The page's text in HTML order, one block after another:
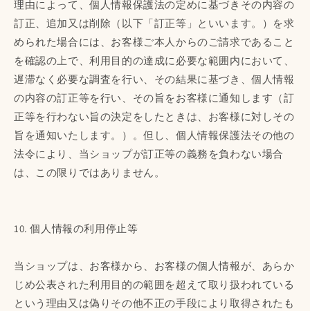
理由によって、個人情報保護法の定めに基づきその内容の
訂正、追加又は削除（以下「訂正等」といいます。）を求
められた場合には、お客様ご本人からのご請求であること
を確認の上で、利用目的の達成に必要な範囲内において、
遅滞なく必要な調査を行い、その結果に基づき、個人情報
の内容の訂正等を行い、その旨をお客様に通知します（訂
正等を行わない旨の決定をしたときは、お客様に対しその
旨を通知いたします。）。但し、個人情報保護法その他の
法令により、当ショップが訂正等の義務を負わない場合
は、この限りではありません。
10. 個人情報の利用停止等
当ショップは、お客様から、お客様の個人情報が、あらか
じめ公表された利用目的の範囲を超えて取り扱われている
という理由又は偽りその他不正の手段により取得されたも